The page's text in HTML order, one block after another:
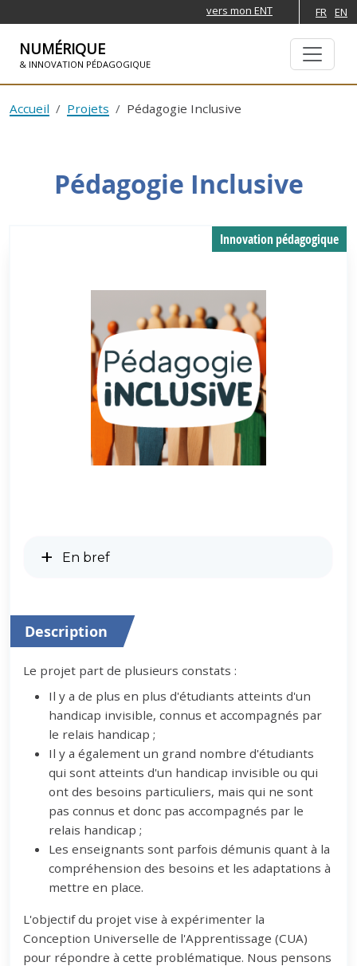
vers mon ENT FR EN
NUMÉRIQUE
& INNOVATION PÉDAGOGIQUE
Accueil Projets Pédagogie Inclusive
Pédagogie Inclusive
Innovation pédagogique
En bref
Description
Le projet part de plusieurs constats :
Il y a de plus en plus d'étudiants atteints d'un
handicap invisible, connus et accompagnés par
le relais handicap ;
Il y a également un grand nombre d'étudiants
qui sont atteints d'un handicap invisible ou qui
ont des besoins particuliers, mais qui ne sont
pas connus et donc pas accompagnés par le
relais handicap ;
Les enseignants sont parfois démunis quant à la
compréhension des besoins et les adaptations à
mettre en place.
L'objectif du projet vise à expérimenter la
Conception Universelle de l'Apprentissage (CUA)
pour répondre à cette problématique. Nous pensons